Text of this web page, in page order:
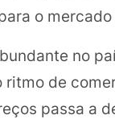
o
no
ritmo de
passa a